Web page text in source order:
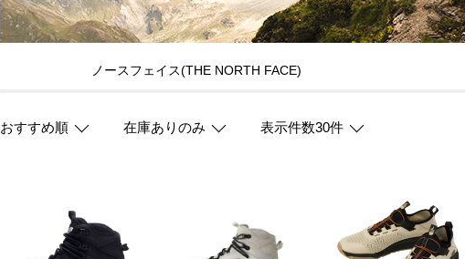
ノースフェイス(THE NORTH FACE)
おすすめ順 在庫ありのみ 表示件数30件